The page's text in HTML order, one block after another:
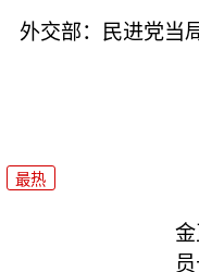
外交部：民进党当
最热